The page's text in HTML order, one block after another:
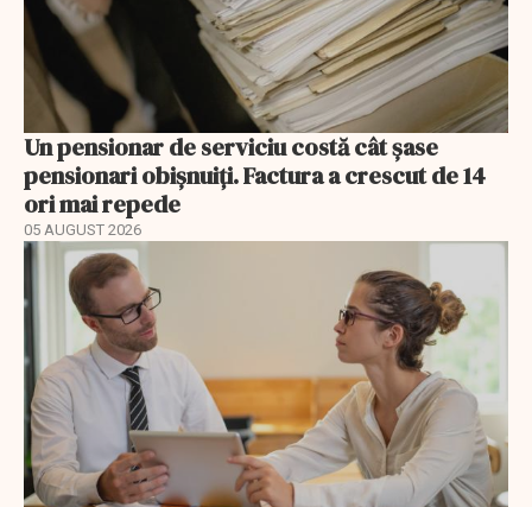
Un pensionar de serviciu costă cât șase
pensionari obișnuiți. Factura a crescut de 14
ori mai repede
05 AUGUST 2026